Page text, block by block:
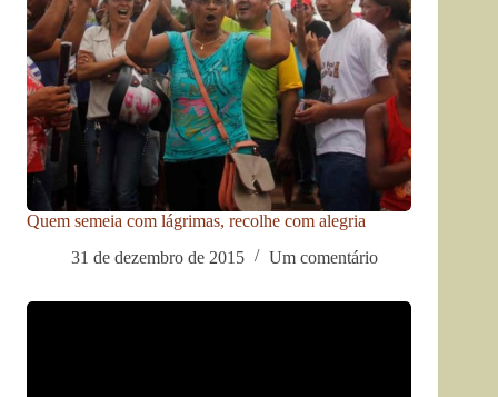
Quem semeia com lágrimas, recolhe com alegria
31 de dezembro de 2015
Um comentário